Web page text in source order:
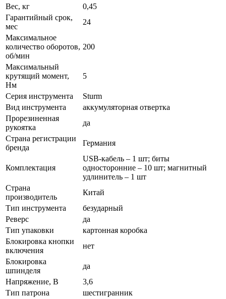
Вес, кг
0,45
Гарантийный срок,
мес
24
Максимальное
количество оборотов,
об/мин
200
Максимальный
крутящий момент,
Нм
5
Серия инструмента
Sturm
Вид инструмента
аккумуляторная отвертка
Прорезиненная
рукоятка
да
Страна регистрации
бренда
Германия
Комплектация
USB-кабель – 1 шт; биты
односторонние – 10 шт; магнитный
удлинитель – 1 шт
Страна
производитель
Китай
Тип инструмента
безударный
Реверс
да
Тип упаковки
картонная коробка
Блокировка кнопки
включения
нет
Блокировка
шпинделя
да
Напряжение, В
3,6
Тип патрона
шестигранник